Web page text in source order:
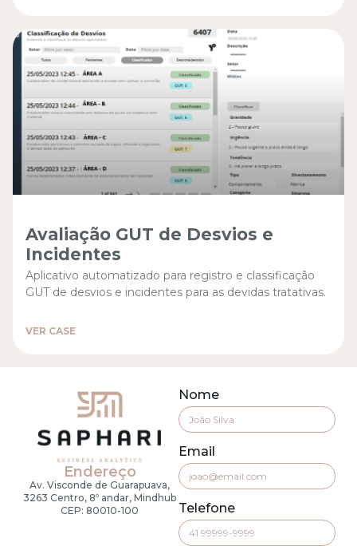
Avaliação GUT de Desvios e
Incidentes
Aplicativo automatizado para registro e classificação
GUT de desvios e incidentes para as devidas tratativas.
VER CASE
Endereço
Av. Visconde de Guarapuava,
3263 Centro, 8º andar, Mindhub
CEP: 80010-100
Nome
Email
Telefone